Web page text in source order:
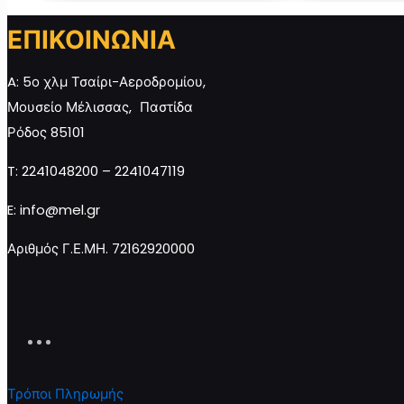
DISPLAY BOX 24 τεμ ΜΕΛΕΚΟΥΝΙ
ΠΓΕ 30γρ ποσότητα
ΕΠΙΚΟΙΝΩΝΙΑ
A: 5ο χλμ Τσαίρι-Αεροδρομίου,
Μουσείο Μέλισσας, Παστίδα
Ρόδος 85101
T: 2241048200 – 2241047119
E: info@mel.gr
Αριθμός Γ.Ε.ΜΗ. 72162920000
Τρόποι Πληρωμής